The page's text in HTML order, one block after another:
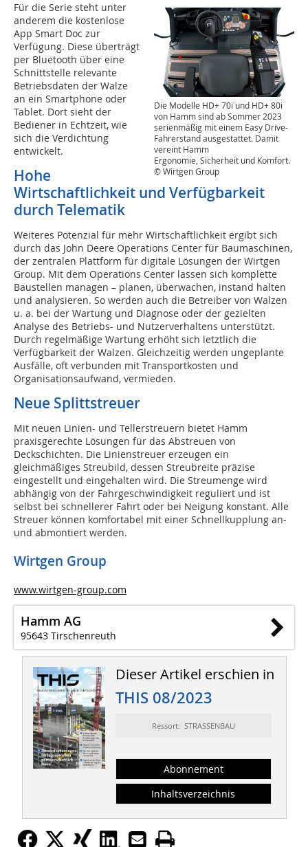
Die Modelle HD+ 70i und HD+ 80i
von Hamm sind ab Sommer 2023
serienmäßig mit einem Easy Drive-
Fahrerstand ausgestattet. Damit
vereint Hamm
Ergonomie, Sicherheit und Komfort.
© Wirtgen Group
Für die Serie steht unter
anderem die kostenlose
App Smart Doc zur
Verfügung. Diese überträgt
per Bluetooth über eine
Schnittstelle relevante
Betriebsdaten der Walze
an ein Smartphone oder
Tablet. Dort sieht der
Bediener in Echtzeit, wie
sich die Verdichtung
entwickelt.
Hohe
Wirtschaftlichkeit und Verfügbarkeit
durch Telematik
Weiteres Potenzial für mehr Wirtschaftlichkeit ergibt sich
durch das John Deere Operations Center für Baumaschinen,
der zentralen Plattform für digitale Lösungen der Wirtgen
Group. Mit dem Operations Center lassen sich komplette
Baustellen managen – planen, überwachen, instand halten
und analysieren. So werden auch die Betreiber von Walzen
u. a. bei der Wartung und Diagnose oder der gezielten
Analyse des Betriebs- und Nutzerverhaltens unterstützt.
Durch regelmäßige Wartung erhöht sich letztlich die
Verfügbarkeit der Walzen. Gleichzeitig werden ungeplante
Ausfälle, oft verbunden mit Transportkosten und
Organisationsaufwand, vermieden.
Neue Splittstreuer
Mit neuen Linien- und Tellerstreuern bietet Hamm
praxisgerechte Lösungen für das Abstreuen von
Deckschichten. Die Linienstreuer erzeugen ein
gleichmäßiges Streubild, dessen Streubreite präzise
eingestellt und eingehalten wird. Die Streumenge wird
abhängig von der Fahrgeschwindigkeit reguliert und ist
selbst bei schnellerer Fahrt oder bei Neigung konstant. Alle
Streuer können komfortabel mit einer Schnellkupplung an-
und abmontiert werden.
Wirtgen Group
www.wirtgen-group.com
Hamm AG
95643 Tirschenreuth
Dieser Artikel erschien in
THIS 08/2023
Ressort: STRASSENBAU
Abonnement
Inhaltsverzeichnis